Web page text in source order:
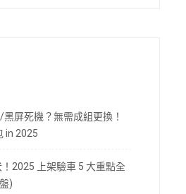
屏死機？無需成組更換！
in 2025
2025 上架驗車 5 大重點全
)